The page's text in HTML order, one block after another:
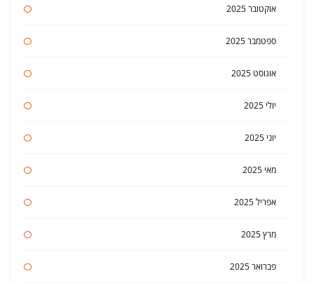
אוקטובר 2025
ספטמבר 2025
אוגוסט 2025
יולי 2025
יוני 2025
מאי 2025
אפריל 2025
מרץ 2025
פברואר 2025